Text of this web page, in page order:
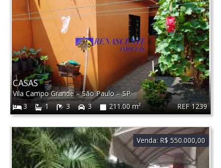
REF 1239
CASAS
Vila Campo Grande–São Paulo–SP
3
1 3 3 211.00 m²
Venda: R$ 550.000,00